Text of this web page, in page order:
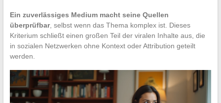
Ein zuverlässiges Medium macht seine Quellen
überprüfbar, selbst wenn das Thema komplex ist. Dieses
Kriterium schließt einen großen Teil der viralen Inhalte aus, die
in sozialen Netzwerken ohne Kontext oder Attribution geteilt
werden.